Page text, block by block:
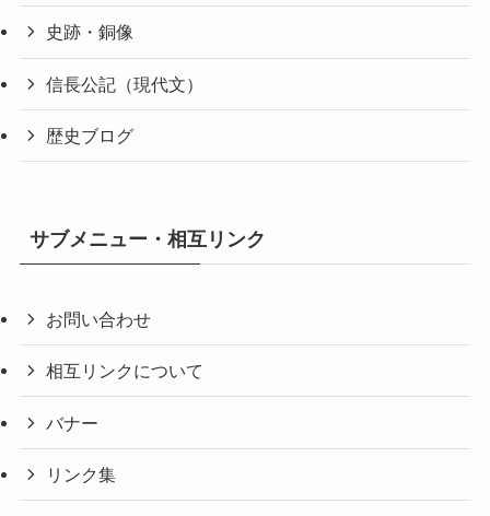
史跡・銅像
信長公記（現代文）
歴史ブログ
サブメニュー・相互リンク
お問い合わせ
相互リンクについて
バナー
リンク集